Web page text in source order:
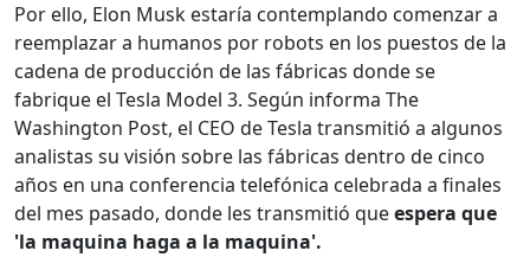
Por ello, Elon Musk estaría contemplando comenzar a
reemplazar a humanos por robots en los puestos de la
cadena de producción de las fábricas donde se
fabrique el Tesla Model 3. Según informa The
Washington Post, el CEO de Tesla transmitió a algunos
analistas su visión sobre las fábricas dentro de cinco
años en una conferencia telefónica celebrada a finales
del mes pasado, donde les transmitió queespera que
'la maquina haga a la maquina'.